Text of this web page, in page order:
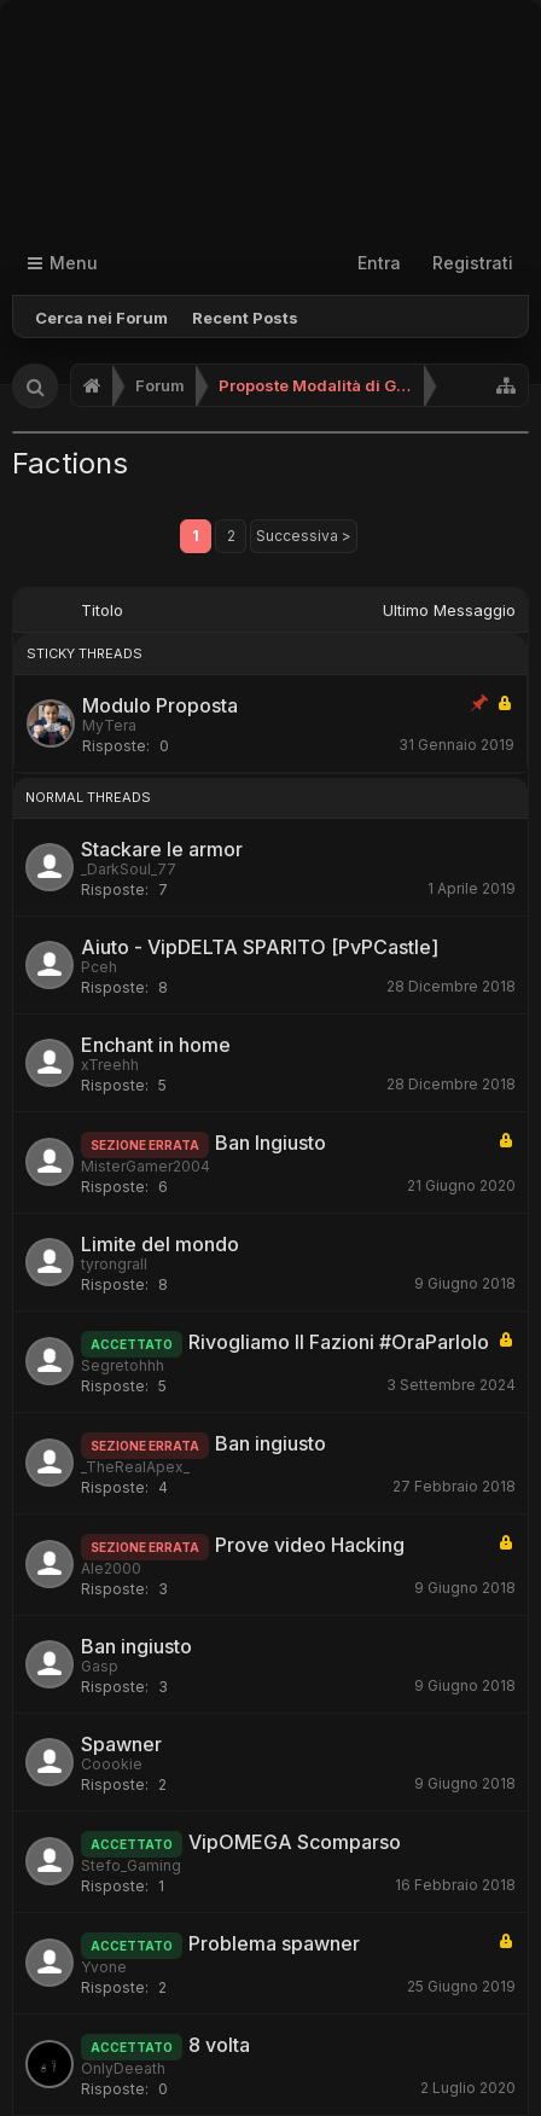
Menu
Cerca nei Forum Recent Posts
Entra Registrati
Forum Proposte Modalità di Gioco (No Supporto)
Factions
1 2 Successiva >
Titolo Ultimo Messaggio
STICKY THREADS
Modulo Proposta
MyTera
Risposte:
0 31 Gennaio 2019
NORMAL THREADS
Stackare le armor
_DarkSoul_77
Risposte:
7 1 Aprile 2019
Aiuto - VipDELTA SPARITO [PvPCastle]
Pceh
Risposte:
8 28 Dicembre 2018
Enchant in home
xTreehh
Risposte: 5 28 Dicembre 2018
SEZIONE ERRATA Ban Ingiusto
MisterGamer2004
Risposte:
6 21 Giugno 2020
Limite del mondo
tyrongrall
Risposte:
8 9 Giugno 2018
ACCETTATO Rivogliamo Il Fazioni #OraParloIo
Segretohhh
Risposte: 5 3 Settembre 2024
SEZIONE ERRATA Ban ingiusto
_TheRealApex_
Risposte:
4 27 Febbraio 2018
SEZIONE ERRATA Prove video Hacking
Ale2000
Risposte:
3 9 Giugno 2018
Ban ingiusto
Gasp
Risposte:
3 9 Giugno 2018
Spawner
Coookie
Risposte:
2 9 Giugno 2018
ACCETTATO VipOMEGA Scomparso
Stefo_Gaming
Risposte:
1 16 Febbraio 2018
ACCETTATO Problema spawner
Yvone
Risposte:
2 25 Giugno 2019
ACCETTATO 8 volta
OnlyDeeath
Risposte:
0 2 Luglio 2020